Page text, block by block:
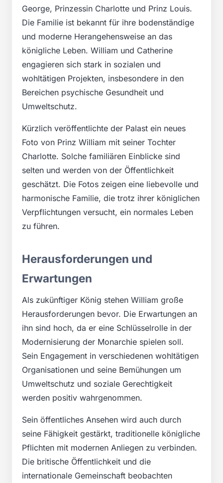
George, Prinzessin Charlotte und Prinz Louis.
Die Familie ist bekannt für ihre bodenständige
und moderne Herangehensweise an das
königliche Leben. William und Catherine
engagieren sich stark in sozialen und
wohltätigen Projekten, insbesondere in den
Bereichen psychische Gesundheit und
Umweltschutz.
Kürzlich veröffentlichte der Palast ein neues
Foto von Prinz William mit seiner Tochter
Charlotte. Solche familiären Einblicke sind
selten und werden von der Öffentlichkeit
geschätzt. Die Fotos zeigen eine liebevolle und
harmonische Familie, die trotz ihrer königlichen
Verpflichtungen versucht, ein normales Leben
zu führen.
Herausforderungen und
Erwartungen
Als zukünftiger König stehen William große
Herausforderungen bevor. Die Erwartungen an
ihn sind hoch, da er eine Schlüsselrolle in der
Modernisierung der Monarchie spielen soll.
Sein Engagement in verschiedenen wohltätigen
Organisationen und seine Bemühungen um
Umweltschutz und soziale Gerechtigkeit
werden positiv wahrgenommen.
Sein öffentliches Ansehen wird auch durch
seine Fähigkeit gestärkt, traditionelle königliche
Pflichten mit modernen Anliegen zu verbinden.
Die britische Öffentlichkeit und die
internationale Gemeinschaft beobachten